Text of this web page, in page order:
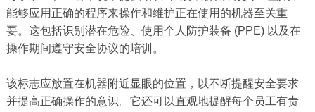
能够应用正确的程序来操作和维护正在使用的机器至关重
要。这包括识别潜在危险、使用个人防护装备 (PPE) 以及在
操作期间遵守安全协议的培训。
该标志应放置在机器附近显眼的位置，以不断提醒安全要求
并提高正确操作的意识。它还可以直观地提醒每个员工有责